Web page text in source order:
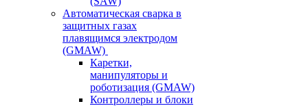
Автоматическая сварка в
защитных газах
плавящимся электродом
(GMAW)
Каретки,
манипуляторы и
роботизация (GMAW)
Контроллеры и блоки